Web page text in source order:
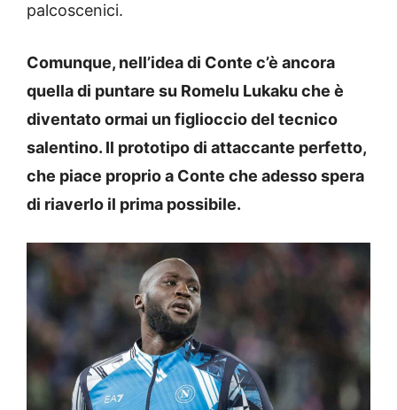
palcoscenici.
Comunque, nell’idea di Conte c’è ancora
quella di puntare su Romelu Lukaku che è
diventato ormai un figlioccio del tecnico
salentino. Il prototipo di attaccante perfetto,
che piace proprio a Conte che adesso spera
di riaverlo il prima possibile.